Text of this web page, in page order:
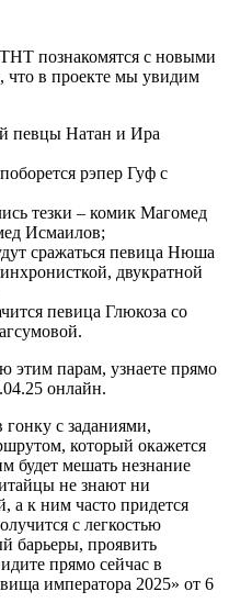
познакомятся с новыми
что в проекте мы увидим
певцы Натан и Ира
рэпер Гуф с
тезки – комик Магомед
Исмаилов;
сражаться певица Нюша
двукратной
певица Глюкоза со
этим парам, узнаете прямо
онлайн.
с заданиями,
который окажется
будет мешать незнание
не знают ни
а к ним часто придется
с легкостью
барьеры, проявить
прямо сейчас в
императора 2025» от 6